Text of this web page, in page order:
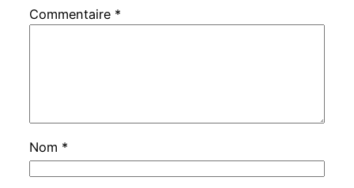
Commentaire *
Nom *